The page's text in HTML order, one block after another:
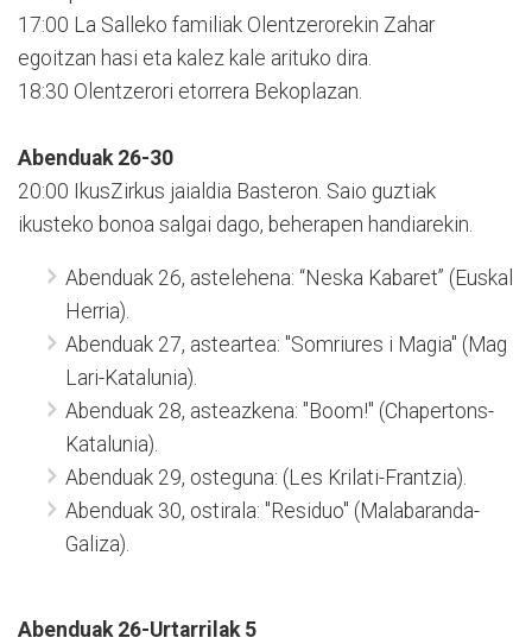
17:00 La Salleko familiak Olentzerorekin Zahar
egoitzan hasi eta kalez kale arituko dira.
18:30 Olentzerori etorrera Bekoplazan.
Abenduak 26-30
20:00 IkusZirkus jaialdia Basteron. Saio guztiak
ikusteko bonoa salgai dago, beherapen handiarekin.
Abenduak 26, astelehena: “Neska Kabaret” (Euskal
Herria).
Abenduak 27, asteartea: "Somriures i Magia" (Mag
Lari-Katalunia).
Abenduak 28, asteazkena: "Boom!" (Chapertons-
Katalunia).
Abenduak 29, osteguna: (Les Krilati-Frantzia).
Abenduak 30, ostirala: "Residuo" (Malabaranda-
Galiza).
Abenduak 26-Urtarrilak 5